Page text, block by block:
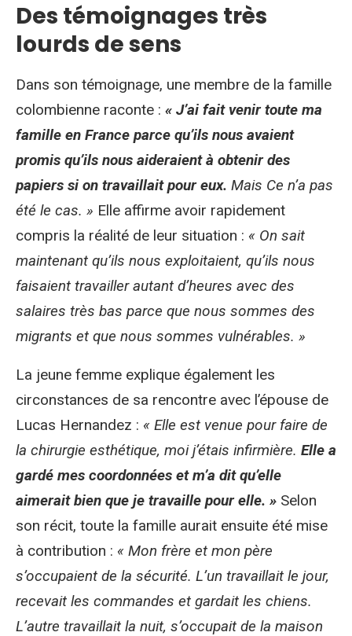
Des témoignages très
lourds de sens
Dans son témoignage, une membre de la famille
colombienne raconte : « J’ai fait venir toute ma
famille en France parce qu’ils nous avaient
promis qu’ils nous aideraient à obtenir des
papiers si on travaillait pour eux. Mais Ce n’a pas
été le cas. » Elle affirme avoir rapidement
compris la réalité de leur situation : « On sait
maintenant qu’ils nous exploitaient, qu’ils nous
faisaient travailler autant d’heures avec des
salaires très bas parce que nous sommes des
migrants et que nous sommes vulnérables. »
La jeune femme explique également les
circonstances de sa rencontre avec l’épouse de
Lucas Hernandez : « Elle est venue pour faire de
la chirurgie esthétique, moi j’étais infirmière. Elle a
gardé mes coordonnées et m’a dit qu’elle
aimerait bien que je travaille pour elle. » Selon
son récit, toute la famille aurait ensuite été mise
à contribution : « Mon frère et mon père
s’occupaient de la sécurité. L’un travaillait le jour,
recevait les commandes et gardait les chiens.
L’autre travaillait la nuit, s’occupait de la maison